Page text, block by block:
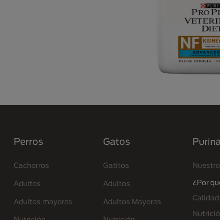
Perros
Cachorros
Adultos
Adultos mayores
Gatos
Gatitos
Adultos
Adultos Mayores
¿Por
Calidad